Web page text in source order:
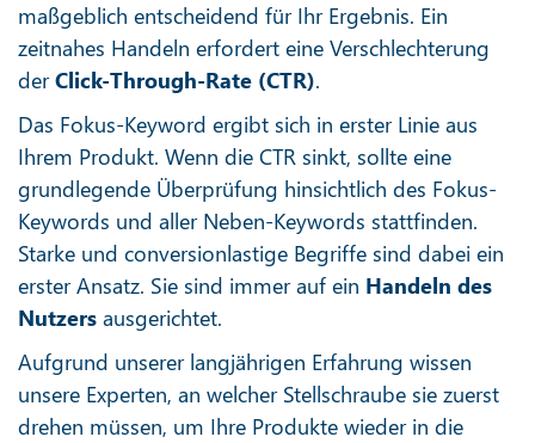
maßgeblich entscheidend für Ihr Ergebnis. Ein
zeitnahes Handeln erfordert eine Verschlechterung
derClick-Through-Rate (CTR).
Das Fokus-Keyword ergibt sich in erster Linie aus
Ihrem Produkt. Wenn die CTR sinkt, sollte eine
grundlegende Überprüfung hinsichtlich des Fokus-
Keywords und aller Neben-Keywords stattfinden.
Starke und conversionlastige Begriffe sind dabei ein
erster Ansatz. Sie sind immer auf ein Handeln des
Nutzers ausgerichtet.
Aufgrund unserer langjährigen Erfahrung wissen
unsere Experten, an welcher Stellschraube sie zuerst
drehen müssen, um Ihre Produkte wieder in die